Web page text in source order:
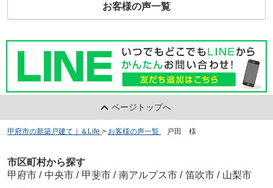
お客様の声一覧
ページトップへ
甲府市の新築戸建て｜＆Life > お客様の声一覧 戸田 様
市区町村から探す
甲府市 / 中央市 / 甲斐市 / 南アルプス市 / 笛吹市 / 山梨市